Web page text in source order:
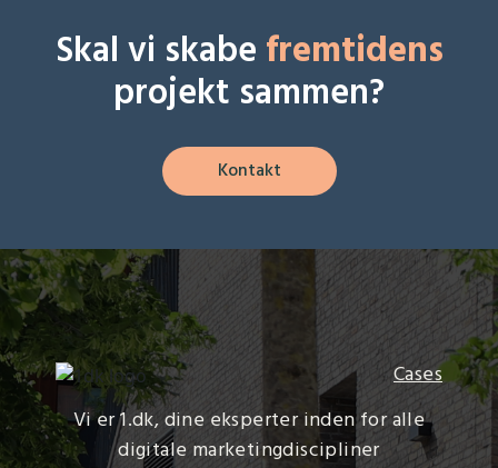
Skal vi skabefremtidens
projekt sammen?
Kontakt
Vi er 1.dk, dine eksperter inden for alle
digitale marketingdiscipliner
Cases